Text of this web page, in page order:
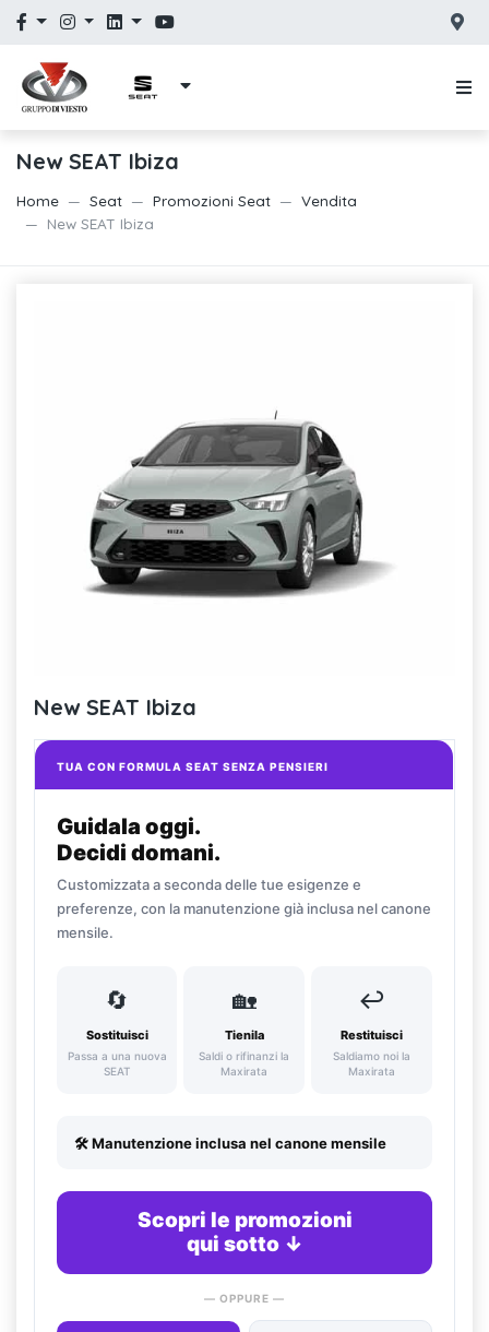
New SEAT Ibiza
Home Seat Promozioni Seat
Vendita
New SEAT Ibiza
New SEAT Ibiza
TUA CON FORMULA SEAT SENZA PENSIERI
Guidala oggi.
Decidi domani.
Customizzata a seconda delle tue esigenze e
preferenze, con la manutenzione già inclusa nel canone
mensile.
🔄
Sostituisci
Passa a una nuova
SEAT
🏡
Tienila
Saldi o rifinanzi la
Maxirata
↩️
Restituisci
Saldiamo noi la
Maxirata
🛠️ Manutenzione inclusa nel canone mensile
Scopri le promozioni
qui sotto ↓
— OPPURE —